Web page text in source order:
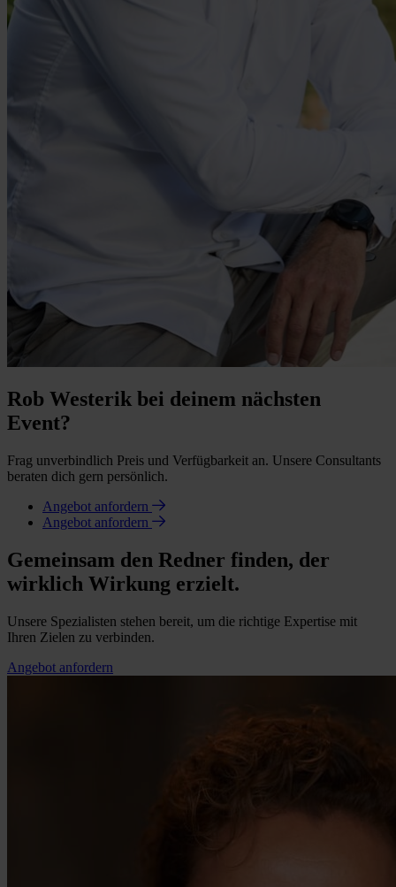
Rob Westerik bei deinem nächsten
Event?
Frag unverbindlich Preis und Verfügbarkeit an. Unsere Consultants
beraten dich gern persönlich.
Angebot anfordern
Angebot anfordern
Gemeinsam den Redner finden, der
wirklich Wirkung erzielt.
Unsere Spezialisten stehen bereit, um die richtige Expertise mit
Ihren Zielen zu verbinden.
Angebot anfordern